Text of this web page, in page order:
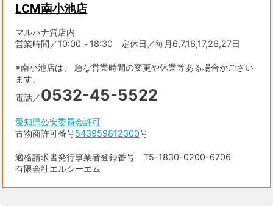
LCM南小池店
マルハナ質店内
営業時間／10:00～18:30 定休日／毎月6,7,16,17,26,27日
※南小池店は、 急な営業時間の変更や休業等ある場合がござい
ます。
電話／0532-45-5522
愛知県公安委員会許可
古物商許可番号543959812300号
適格請求書発行事業者登録番号 T5-1830-0200-6706
有限会社エルシーエム